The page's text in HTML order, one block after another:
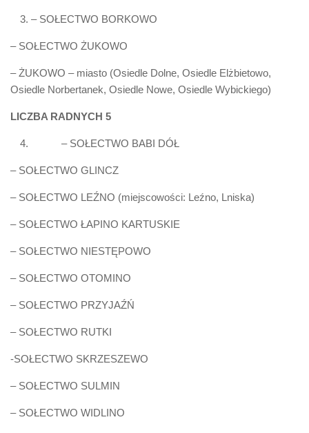
– SOŁECTWO BORKOWO
– SOŁECTWO ŻUKOWO
– ŻUKOWO – miasto (Osiedle Dolne, Osiedle Elżbietowo,
Osiedle Norbertanek, Osiedle Nowe, Osiedle Wybickiego)
LICZBA RADNYCH 5
– SOŁECTWO BABI DÓŁ
– SOŁECTWO GLINCZ
– SOŁECTWO LEŹNO (miejscowości: Leźno, Lniska)
– SOŁECTWO ŁAPINO KARTUSKIE
– SOŁECTWO NIESTĘPOWO
– SOŁECTWO OTOMINO
– SOŁECTWO PRZYJAŹŃ
– SOŁECTWO RUTKI
-SOŁECTWO SKRZESZEWO
– SOŁECTWO SULMIN
– SOŁECTWO WIDLINO